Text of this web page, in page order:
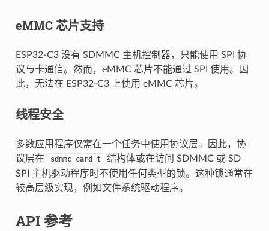
eMMC 芯片支持
ESP32-C3 没有 SDMMC 主机控制器，只能使用 SPI 协
议与卡通信。然而，eMMC 芯片不能通过 SPI 使用。因
此，无法在 ESP32-C3 上使用 eMMC 芯片。
线程安全
多数应用程序仅需在一个任务中使用协议层。因此，协
议层在
sdmmc_card_t
结构体或在访问 SDMMC 或 SD
SPI 主机驱动程序时不使用任何类型的锁。这种锁通常在
较高层级实现，例如文件系统驱动程序。
API 参考